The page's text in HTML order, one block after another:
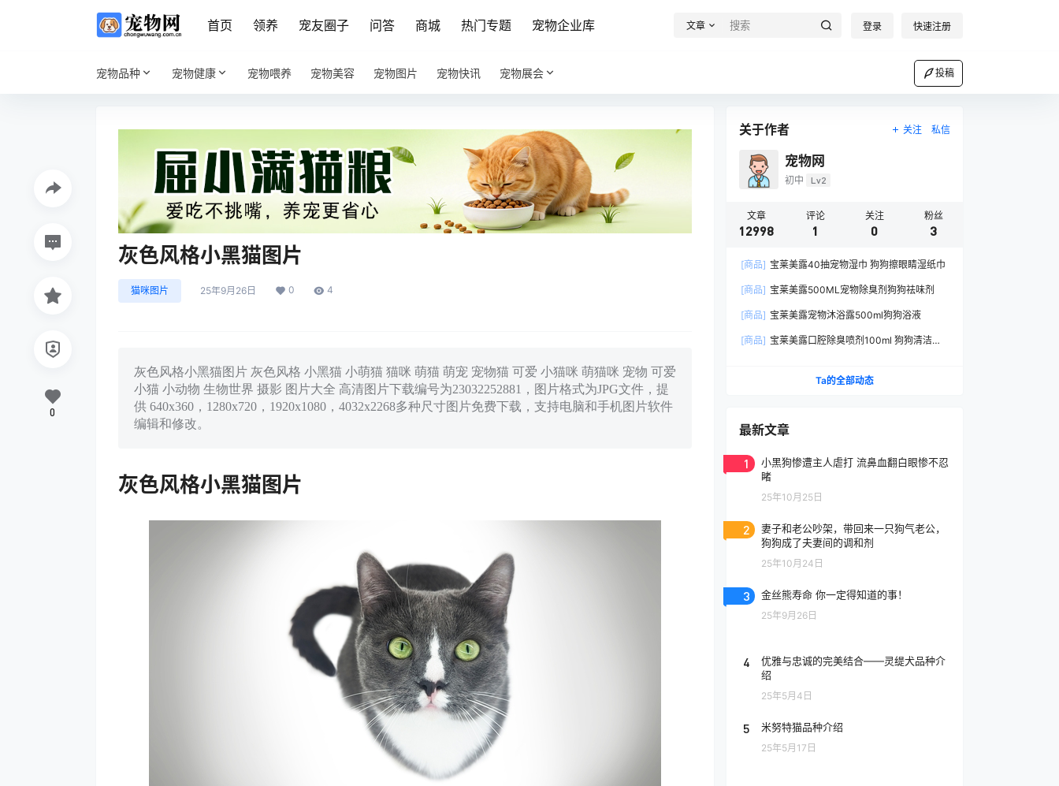
首页 领养 宠友圈子 问答 商城 热门专题 宠物企业库 文章 登录 快速注册
宠物品种 宠物健康 宠物喂养 宠物美容 宠物图片 宠物快讯 宠物展会 投稿
灰色风格小黑猫图片
猫咪图片 25年9月26日 0 4
灰色风格小黑猫图片 灰色风格 小黑猫 小萌猫 猫咪 萌猫 萌宠 宠物猫 可爱 小猫咪 萌猫咪 宠物 可爱
小猫 小动物 生物世界 摄影 图片大全 高清图片下载编号为23032252881，图片格式为JPG文件，提
供 640x360，1280x720，1920x1080，4032x2268多种尺寸图片免费下载，支持电脑和手机图片软件
编辑和修改。
灰色风格小黑猫图片
0
关于作者 关注 私信
宠物网
初中 Lv2
文章
12998
评论
1
关注
0
粉丝
3
[商品] 宝莱美露40抽宠物湿巾 狗狗擦眼睛湿纸巾
[商品] 宝莱美露500ML宠物除臭剂狗狗祛味剂
[商品] 宝莱美露宠物沐浴露500ml狗狗浴液
[商品] 宝莱美露口腔除臭喷剂100ml 狗狗清洁口
Ta的全部动态
最新文章
1
小黑狗惨遭主人虐打 流鼻血翻白眼惨不忍
睹
25年10月25日
2
妻子和老公吵架，带回来一只狗气老公，
狗狗成了夫妻间的调和剂
25年10月24日
3 金丝熊寿命 你一定得知道的事！
25年9月26日
4
优雅与忠诚的完美结合——灵缇犬品种介
绍
25年5月4日
5 米努特猫品种介绍
25年5月17日